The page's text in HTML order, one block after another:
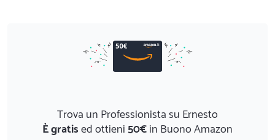
Trova un Professionista su Ernesto
È gratised ottieni50€in Buono Amazon